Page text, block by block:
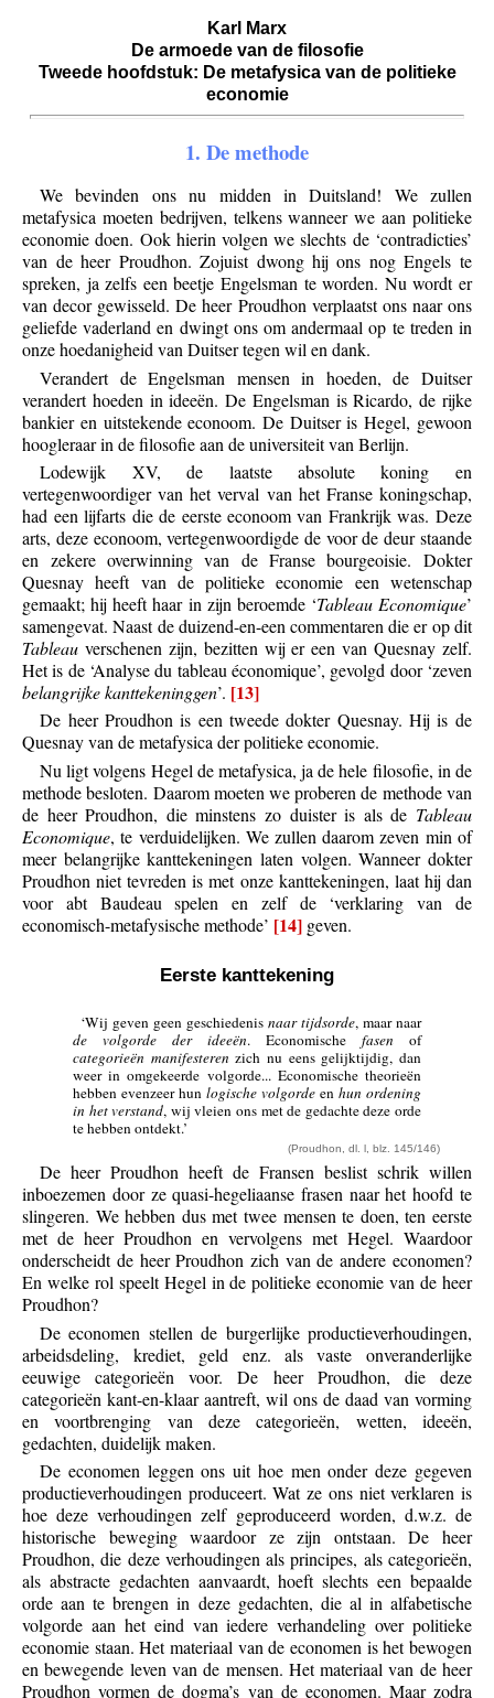
Karl Marx
De armoede van de filosofie
Tweede hoofdstuk: De metafysica van de politieke
economie
1. De methode
We bevinden ons nu midden in Duitsland! We zullen
metafysica moeten bedrijven, telkens wanneer we aan politieke
economie doen. Ook hierin volgen we slechts de ‘contradicties’
van de heer Proudhon. Zojuist dwong hij ons nog Engels te
spreken, ja zelfs een beetje Engelsman te worden. Nu wordt er
van decor gewisseld. De heer Proudhon verplaatst ons naar ons
geliefde vaderland en dwingt ons om andermaal op te treden in
onze hoedanigheid van Duitser tegen wil en dank.
Verandert de Engelsman mensen in hoeden, de Duitser
verandert hoeden in ideeën. De Engelsman is Ricardo, de rijke
bankier en uitstekende econoom. De Duitser is Hegel, gewoon
hoogleraar in de filosofie aan de universiteit van Berlijn.
Lodewijk XV, de laatste absolute koning en
vertegenwoordiger van het verval van het Franse koningschap,
had een lijfarts die de eerste econoom van Frankrijk was. Deze
arts, deze econoom, vertegenwoordigde de voor de deur staande
en zekere overwinning van de Franse bourgeoisie. Dokter
Quesnay heeft van de politieke economie een wetenschap
gemaakt; hij heeft haar in zijn beroemde ‘Tableau Economique’
samengevat. Naast de duizend-en-een commentaren die er op dit
Tableau verschenen zijn, bezitten wij er een van Quesnay zelf.
Het is de ‘Analyse du tableau économique’, gevolgd door ‘zeven
belangrijke kanttekeninggen’. [13]
De heer Proudhon is een tweede dokter Quesnay. Hij is de
Quesnay van de metafysica der politieke economie.
Nu ligt volgens Hegel de metafysica, ja de hele filosofie, in de
methode besloten. Daarom moeten we proberen de methode van
de heer Proudhon, die minstens zo duister is als de Tableau
Economique, te verduidelijken. We zullen daarom zeven min of
meer belangrijke kanttekeningen laten volgen. Wanneer dokter
Proudhon niet tevreden is met onze kanttekeningen, laat hij dan
voor abt Baudeau spelen en zelf de ‘verklaring van de
economisch-metafysische methode’ [14] geven.
Eerste kanttekening
‘Wij geven geen geschiedenis naar tijdsorde, maar naar
de volgorde der ideeën. Economischefasen of
categorieën manifesteren zich nu eens gelijktijdig, dan
weer in omgekeerde volgorde... Economische theorieën
hebben evenzeer hun logische volgorde enhun ordening
in het verstand, wij vleien ons met de gedachte deze orde
te hebben ontdekt.’
(Proudhon, dl. l, blz. 145/146)
De heer Proudhon heeft de Fransen beslist schrik willen
inboezemen door ze quasi-hegeliaanse frasen naar het hoofd te
slingeren. We hebben dus met twee mensen te doen, ten eerste
met de heer Proudhon en vervolgens met Hegel. Waardoor
onderscheidt de heer Proudhon zich van de andere economen?
En welke rol speelt Hegel in de politieke economie van de heer
Proudhon?
De economen stellen de burgerlijke productieverhoudingen,
arbeidsdeling, krediet, geld enz. als vaste onveranderlijke
eeuwige categorieën voor. De heer Proudhon, die deze
categorieën kant-en-klaar aantreft, wil ons de daad van vorming
en voortbrenging van deze categorieën, wetten, ideeën,
gedachten, duidelijk maken.
De economen leggen ons uit hoe men onder deze gegeven
productieverhoudingen produceert. Wat ze ons niet verklaren is
hoe deze verhoudingen zelf geproduceerd worden, d.w.z. de
historische beweging waardoor ze zijn ontstaan. De heer
Proudhon, die deze verhoudingen als principes, als categorieën,
als abstracte gedachten aanvaardt, hoeft slechts een bepaalde
orde aan te brengen in deze gedachten, die al in alfabetische
volgorde aan het eind van iedere verhandeling over politieke
economie staan. Het materiaal van de economen is het bewogen
en bewegende leven van de mensen. Het materiaal van de heer
Proudhon vormen de dogma’s van de economen. Maar zodra